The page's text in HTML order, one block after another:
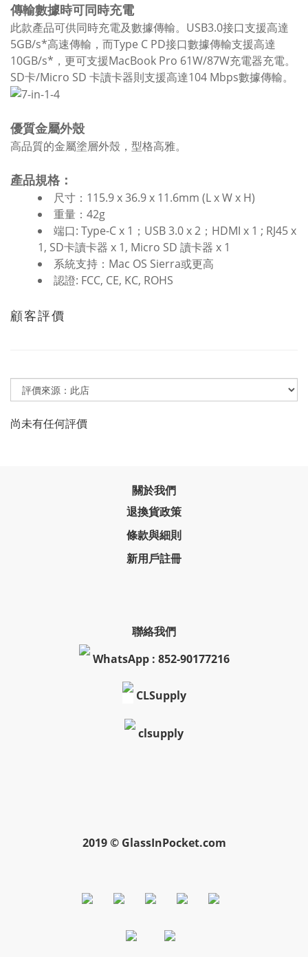
傳輸數據時可同時充電
此款產品可供同時充電及數據傳輸。USB3.0接口支援高達
5GB/s*高速傳輸，而Type C PD接口數據傳輸支援高達
10GB/s*，更可支援MacBook Pro 61W/87W充電器充電。
SD卡/Micro SD 卡讀卡器則支援高達104 Mbps數據傳輸。
優質金屬外殼
高品質的金屬塗層外殼，型格高雅。
產品規格：
尺寸：115.9 x 36.9 x 11.6mm (L x W x H)
重量：42g
端口: Type-C x 1；USB 3.0 x 2；HDMI x 1 ; RJ45 x
1, SD卡讀卡器 x 1, Micro SD 讀卡器 x 1
系統支持：Mac OS Sierra或更高
認證: FCC, CE, KC, ROHS
顧客評價
尚未有任何評價
關於我們
退換貨政策
條款與細則
新用戶註冊
聯絡我們
WhatsApp : 852-90177216
CLSupply
clsupply
2019 © GlassInPocket.com